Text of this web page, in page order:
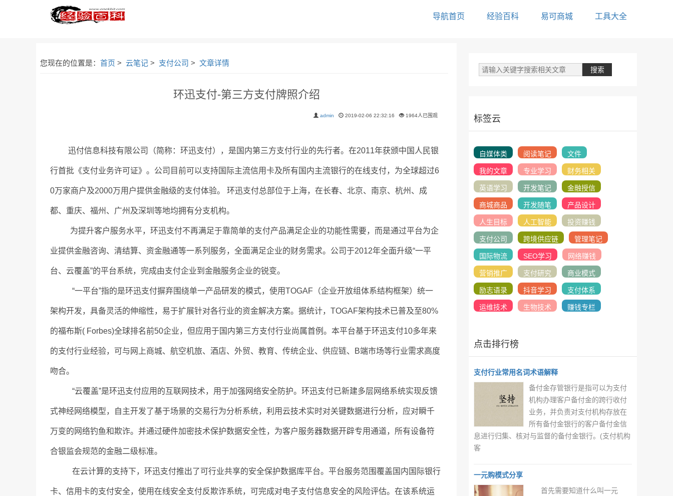
导航首页 经验百科 易可商城 工具大全
您现在的位置是：首页 >云笔记 > 支付公司 >文章详情
环迅支付-第三方支付牌照介绍
admin 2019-02-06 22:32:16 1964人已围观
迅付信息科技有限公司（简称：环迅支付），是国内第三方支付行业的先行者。在2011年获颁中国人民银
行首批《支付业务许可证》。公司目前可以支持国际主流信用卡及所有国内主流银行的在线支付，为全球超过6
0万家商户及2000万用户提供金融级的支付体验。 环迅支付总部位于上海，在长春、北京、南京、杭州、成
都、重庆、福州、广州及深圳等地均拥有分支机构。
为提升客户服务水平，环迅支付不再满足于靠简单的支付产品满足企业的功能性需要，而是通过平台为企
业提供金融咨询、清结算、资金融通等一系列服务，全面满足企业的财务需求。公司于2012年全面升级“一平
台、云覆盖”的平台系统，完成由支付企业到金融服务企业的锐变。
“一平台”指的是环迅支付摒弃围绕单一产品研发的模式，使用TOGAF（企业开放组体系结构框架）统一
架构开发，具备灵活的伸缩性，易于扩展针对各行业的资金解决方案。据统计，TOGAF架构技术已普及至80%
的福布斯( Forbes)全球排名前50企业，但应用于国内第三方支付行业尚属首例。本平台基于环迅支付10多年来
的支付行业经验，可与网上商城、航空机旅、酒店、外贸、教育、传统企业、供应链、B端市场等行业需求高度
吻合。
“云覆盖”是环迅支付应用的互联网技术，用于加强网络安全防护。环迅支付已新建多层网络系统实现反馈
式神经网络模型，自主开发了基于场景的交易行为分析系统，利用云技术实时对关键数据进行分析，应对瞬千
万变的网络钓鱼和欺诈。并通过硬件加密技术保护数据安全性，为客户服务器数据开辟专用通道，所有设备符
合银监会规范的金融二级标准。
在云计算的支持下，环迅支付推出了可行业共享的安全保护数据库平台。平台服务范围覆盖国内国际银行
卡、信用卡的支付安全，使用在线安全支付反欺诈系统，可完成对电子支付信息安全的风险评估。在该系统运
标签云
自媒体类 阅读笔记 文件
我的文章 专业学习 财务相关
英语学习 开发笔记 金融授信
商城商品 开发随笔 产品设计
人生目标 人工智能 投资赚钱
支付公司 跨境供应链 管理笔记
国际物流 SEO学习 网络赚钱
营销推广 支付研究 商业模式
励志语录 抖音学习 支付体系
运维技术 生物技术 赚钱专栏
点击排行榜
支付行业常用名词术语解释
备付金存管银行是指可以为支付
机构办理客户备付金的跨行收付
业务，并负责对支付机构存放在
所有备付金银行的客户备付金信
息进行归集、核对与监督的备付金银行。(支付机构
客
一元购模式分享
首先需要知道什么叫一元